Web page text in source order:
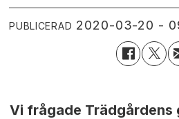
PUBLICERAD 2020-03-20 -
Vi frågade Trädgårdens